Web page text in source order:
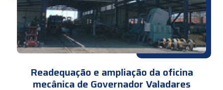
Readequação e ampliação da oficina
mecânica de Governador Valadares